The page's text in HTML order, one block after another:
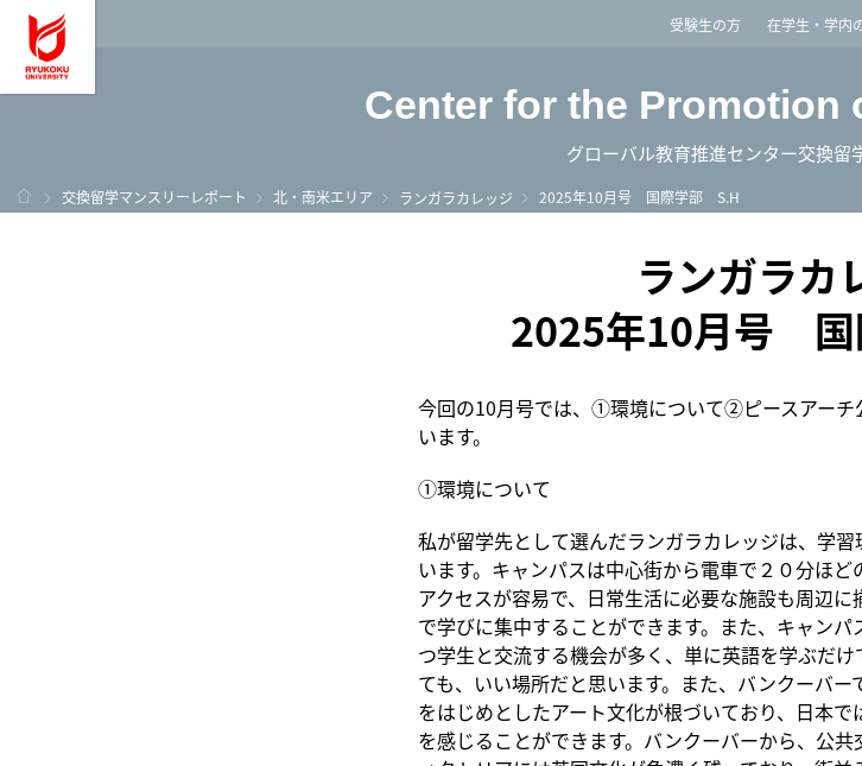
龍谷大学 You, Unlimited受験生の方 在学生・学内
Center for the Promotion
グローバル教育推進センター交換留
ホーム
交換留学マンスリーレポート 北・南米エリア ランガラカレッジ 2025年10月号 国際学部 S.H
ランガラカ
2025年10月号
今回の10月号では、①環境について②ピースアーチ
います。
①環境について
私が留学先として選んだランガラカレッジは、学
います。キャンパスは中心街から電車で２０分ほ
アクセスが容易で、日常生活に必要な施設も周辺
で学びに集中することができます。また、キャン
つ学生と交流する機会が多く、単に英語を学ぶだ
ても、いい場所だと思います。また、バンクーバ
をはじめとしたアート文化が根づいており、日本
を感じることができます。バンクーバーから、公